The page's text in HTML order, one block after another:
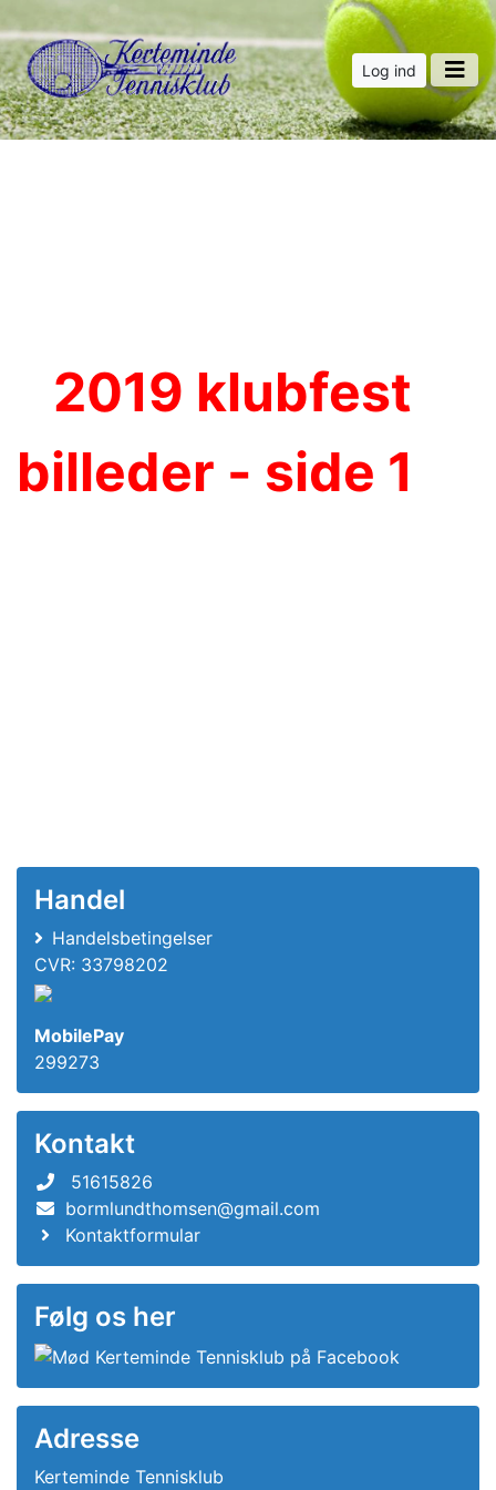
Log ind
2019 klubfest
billeder - side 1
Handel
Handelsbetingelser
CVR: 33798202
MobilePay
299273
Kontakt
51615826
bormlundthomsen@gmail.com
Kontaktformular
Følg os her
Adresse
Kerteminde Tennisklub